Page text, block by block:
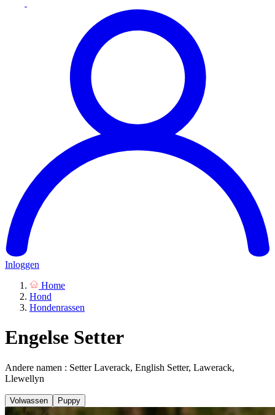
Inloggen
Home
Hond
Hondenrassen
Engelse Setter
Andere namen : Setter Laverack, English Setter, Lawerack,
Llewellyn
Volwassen Puppy